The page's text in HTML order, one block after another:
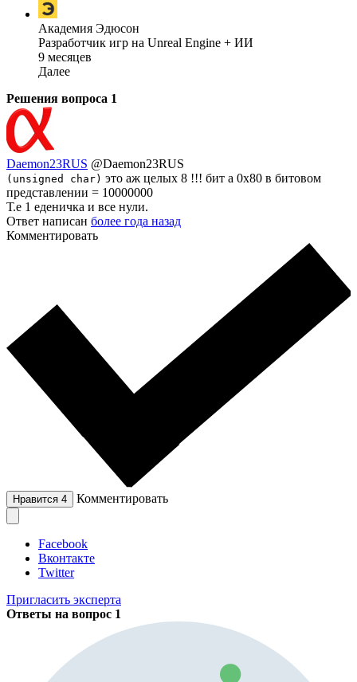
Академия Эдюсон
Разработчик игр на Unreal Engine + ИИ
9 месяцев
Далее
Решения вопроса 1
Daemon23RUS @Daemon23RUS
(unsigned char) это аж целых 8 !!! бит а 0x80 в битовом
представлении = 10000000
Т.е 1 еденичка и все нули.
Ответ написан более года назад
Комментировать
Нравится 4 Комментировать
Facebook
Вконтакте
Twitter
Пригласить эксперта
Ответы на вопрос 1